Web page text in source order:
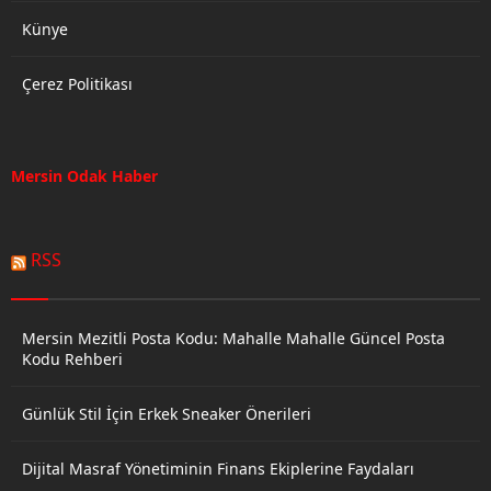
Künye
Çerez Politikası
Mersin Odak Haber
RSS
Mersin Mezitli Posta Kodu: Mahalle Mahalle Güncel Posta
Kodu Rehberi
Günlük Stil İçin Erkek Sneaker Önerileri
Dijital Masraf Yönetiminin Finans Ekiplerine Faydaları